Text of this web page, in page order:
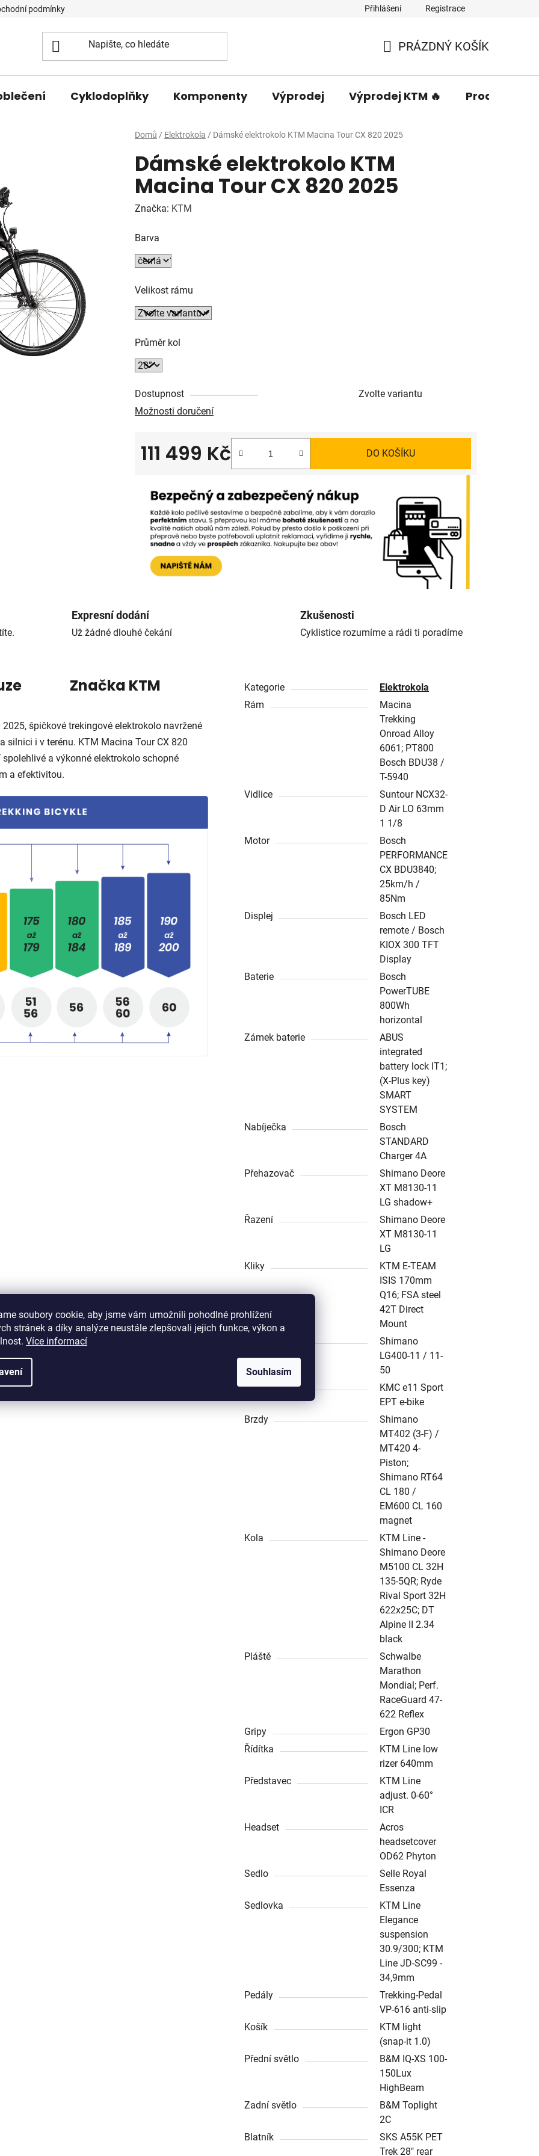
soubory cookie, aby jsme vám umožnili pohodlné prohlížení
stránek a díky analýze neustále zlepšovali jejich funkce, výkon a
Více informací
Souhlasím
podmínky Přihlášení Registrace
KOŠÍK
PRÁZDNÝ KOŠÍK
Cyklodoplňky Komponenty Výprodej Výprodej KTM 🔥 Prodávané
Domů / Elektrokola / Dámské elektrokolo KTM Macina Tour CX 820 2025
Dámské elektrokolo KTM
Macina Tour CX 820 2025
Značka: KTM
Barva
Velikost rámu
Průměr kol
Dostupnost
Zvolte variantu
Možnosti doručení
111 499 Kč DO KOŠÍKU
Expresní dodání
Už žádné dlouhé čekání
Zkušenosti
Cyklistice rozumíme a rádi ti poradíme
Značka KTM
špičkové trekingové elektrokolo navržené
i v terénu. KTM Macina Tour CX 820
a výkonné elektrokolo schopné
a efektivitou.
Kategorie
Elektrokola
Rám
Macina
Trekking
Onroad Alloy
6061; PT800
Bosch BDU38 /
T-5940
Vidlice
Suntour NCX32-
D Air LO 63mm
1 1/8
Motor
Bosch
PERFORMANCE
CX BDU3840;
25km/h /
85Nm
Displej
Bosch LED
remote / Bosch
KIOX 300 TFT
Display
Baterie
Bosch
PowerTUBE
800Wh
horizontal
Zámek baterie
ABUS
integrated
battery lock IT1;
(X-Plus key)
SMART
SYSTEM
Nabíječka
Bosch
STANDARD
Charger 4A
Přehazovač
Shimano Deore
XT M8130-11
LG shadow+
Řazení
Shimano Deore
XT M8130-11
LG
Kliky
KTM E-TEAM
ISIS 170mm
Q16; FSA steel
42T Direct
Mount
Shimano
LG400-11 / 11-
50
Řetěz
KMC e11 Sport
EPT e-bike
Brzdy
Shimano
MT402 (3-F) /
MT420 4-
Piston;
Shimano RT64
CL 180 /
EM600 CL 160
magnet
Kola
KTM Line -
Shimano Deore
M5100 CL 32H
135-5QR; Ryde
Rival Sport 32H
622x25C; DT
Alpine II 2.34
black
Pláště
Schwalbe
Marathon
Mondial; Perf.
RaceGuard 47-
622 Reflex
Gripy
Ergon GP30
Řídítka
KTM Line low
rizer 640mm
Představec
KTM Line
adjust. 0-60°
ICR
Headset
Acros
headsetcover
OD62 Phyton
Sedlo
Selle Royal
Essenza
Sedlovka
KTM Line
Elegance
suspension
30.9/300; KTM
Line JD-SC99 -
34,9mm
Pedály
Trekking-Pedal
VP-616 anti-slip
Košík
KTM light
(snap-it 1.0)
Přední světlo
B&M IQ-XS 100-
150Lux
HighBeam
Zadní světlo
B&M Toplight
2C
Blatník
SKS A55K PET
Trek 28" rear